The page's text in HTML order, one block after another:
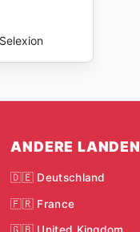
Selexion
ANDERE LANDEN
🇩🇪 Deutschland
🇫🇷 France